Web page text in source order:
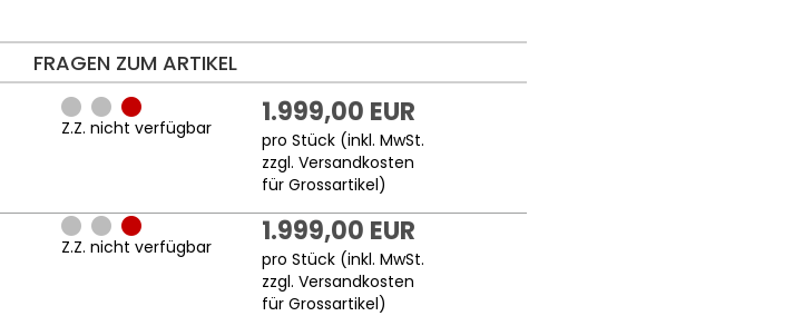
FRAGEN ZUM ARTIKEL
Z.Z. nicht verfügbar 1.999,00 EUR
pro Stück (inkl. MwSt.
zzgl.Versandkosten
für Grossartikel)
Z.Z. nicht verfügbar 1.999,00 EUR
pro Stück (inkl. MwSt.
zzgl.Versandkosten
für Grossartikel)